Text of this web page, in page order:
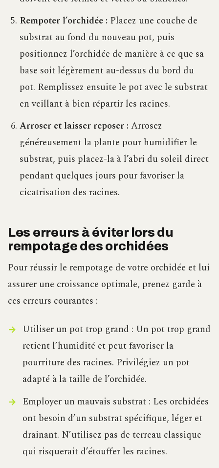
Rempoter l’orchidée : Placez une couche de
substrat au fond du nouveau pot, puis
positionnez l’orchidée de manière à ce que sa
base soit légèrement au-dessus du bord du
pot. Remplissez ensuite le pot avec le substrat
en veillant à bien répartir les racines.
Arroser et laisser reposer :Arrosez
généreusement la plante pour humidifier le
substrat, puis placez-la à l’abri du soleil direct
pendant quelques jours pour favoriser la
cicatrisation des racines.
Les erreurs à éviter lors du
rempotage des orchidées
Pour réussir le rempotage de votre orchidée et lui
assurer une croissance optimale, prenez garde à
ces erreurs courantes :
Utiliser un pot trop grand : Un pot trop grand
retient l’humidité et peut favoriser la
pourriture des racines. Privilégiez un pot
adapté à la taille de l’orchidée.
Employer un mauvais substrat : Les orchidées
ont besoin d’un substrat spécifique, léger et
drainant. N’utilisez pas de terreau classique
qui risquerait d’étouffer les racines.